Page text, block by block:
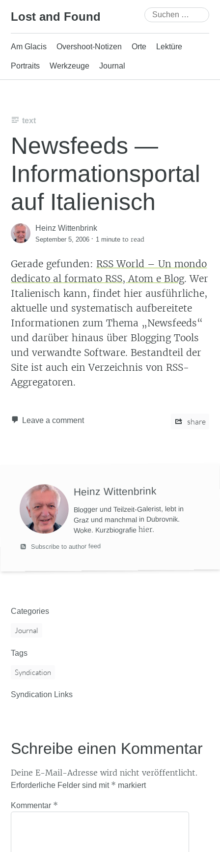
Lost and Found
Suchen
nach:
Am Glacis Overshoot-Notizen Orte Lektüre
Portraits Werkzeuge Journal
text
Newsfeeds —
Informationsportal
auf Italienisch
Heinz Wittenbrink
September 5, 2006 · 1 minute to read
Gerade gefunden: RSS World – Un mondo
dedicato al formato RSS, Atom e Blog. Wer
Italienisch kann, findet hier ausführliche,
aktuelle und systematisch aufbereitete
Informationen zum Thema
Newsfeeds
und darüber hinaus über Blogging Tools
und verwandte Software. Bestandteil der
Site ist auch ein Verzeichnis von RSS-
Aggregatoren.
Leave a comment share
Heinz Wittenbrink
Blogger und Teilzeit-Galerist, lebt in
Graz und manchmal in Dubrovnik.
Woke. Kurzbiografiehier.
Subscribe to author feed
Categories
Journal
Tags
Syndication
Syndication Links
Schreibe einen Kommentar
Deine E-Mail-Adresse wird nicht veröffentlicht.
Erforderliche Felder sind mit * markiert
Kommentar *